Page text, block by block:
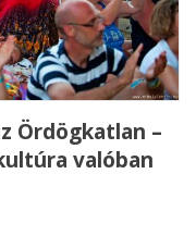
Ördögkatlan –
valóban